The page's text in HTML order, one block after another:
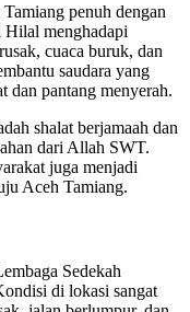
penuh dengan
Hilal menghadapi
cuaca buruk, dan
saudara yang
dan pantang menyerah.
shalat berjamaah dan
dari Allah SWT.
juga menjadi
Aceh Tamiang.
Sedekah
di lokasi sangat